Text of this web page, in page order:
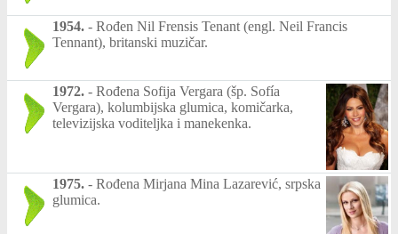
1954. - Rođen Nil Frensis Tenant (engl. Neil Francis
Tennant), britanski muzičar.
1972. - Rođena Sofija Vergara (šp. Sofía
Vergara), kolumbijska glumica, komičarka,
televizijska voditeljka i manekenka.
1975. - Rođena Mirjana Mina Lazarević, srpska
glumica.